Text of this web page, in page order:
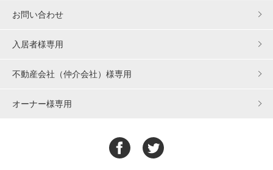
お問い合わせ
入居者様専用
不動産会社（仲介会社）様専用
オーナー様専用